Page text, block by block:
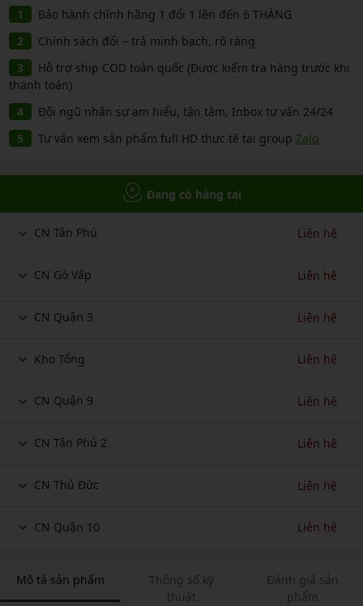
Bảo hành chính hãng 1 đổi 1 lên đến 6 THÁNG
Chính sách đổi – trả minh bạch, rõ ràng
Hỗ trợ ship COD toàn quốc (Được kiểm tra hàng trước khi
thanh toán)
Đội ngũ nhân sự am hiểu, tận tâm, Inbox tư vấn 24/24
Tư vấn xem sản phẩm full HD thực tế tại group Zalo
Đang có hàng tại
CN Tân Phú Liên hệ
CN Gò Vấp Liên hệ
CN Quận 3 Liên hệ
Kho Tổng Liên hệ
CN Quận 9 Liên hệ
CN Tân Phú 2 Liên hệ
CN Thủ Đức Liên hệ
CN Quận 10 Liên hệ
Mô tả sản phẩm
Thông số kỹ
thuật
Đánh giá sản
phẩm